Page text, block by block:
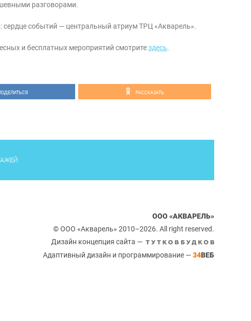
разговорами.
сердце событий — центральный атриум ТРЦ «Акварель».
и бесплатных мероприятий смотритездесь.
РАССКАЗАТЬ
ООО «АКВАРЕЛЬ»
© ООО «Акварель» 2010–2026. All right reserved.
Дизайн концепция сайта —
Адаптивный дизайн и программирование — 34ВЕБ